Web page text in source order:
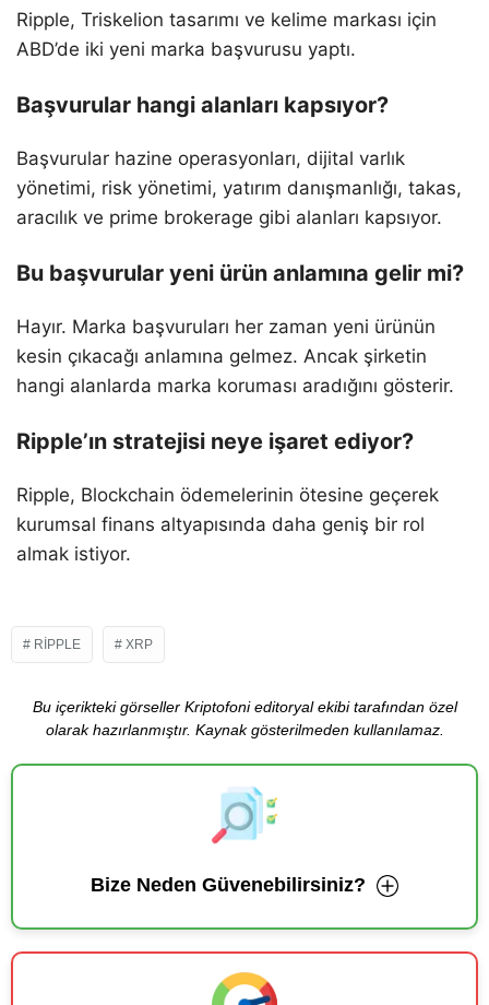
Ripple, Triskelion tasarımı ve kelime markası için
ABD’de iki yeni marka başvurusu yaptı.
Başvurular hangi alanları kapsıyor?
Başvurular hazine operasyonları, dijital varlık
yönetimi, risk yönetimi, yatırım danışmanlığı, takas,
aracılık ve prime brokerage gibi alanları kapsıyor.
Bu başvurular yeni ürün anlamına gelir mi?
Hayır. Marka başvuruları her zaman yeni ürünün
kesin çıkacağı anlamına gelmez. Ancak şirketin
hangi alanlarda marka koruması aradığını gösterir.
Ripple’ın stratejisi neye işaret ediyor?
Ripple, Blockchain ödemelerinin ötesine geçerek
kurumsal finans altyapısında daha geniş bir rol
almak istiyor.
RIPPLE XRP
Bu içerikteki görseller Kriptofoni editoryal ekibi tarafından özel
olarak hazırlanmıştır. Kaynak gösterilmeden kullanılamaz.
Bize Neden Güvenebilirsiniz?